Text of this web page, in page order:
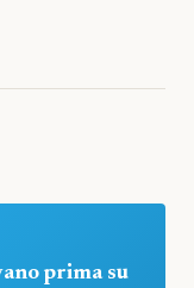
prima su